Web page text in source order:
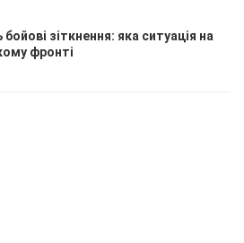
зіткнення: яка ситуація на
фронті